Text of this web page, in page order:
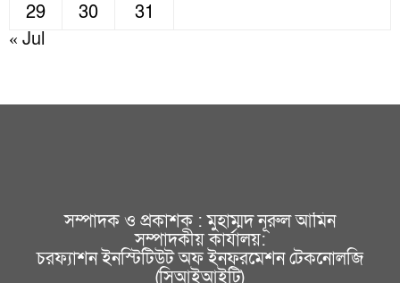
29
30
31
« Jul
সম্পাদক ও প্রকাশক : মুহাম্মদ নূরুল আমিন
সম্পাদকীয় কার্যালয়:
চরফ্যাশন ইনস্টিটিউট অফ ইনফরমেশন টেকনোলজি
(সিআইআইটি)